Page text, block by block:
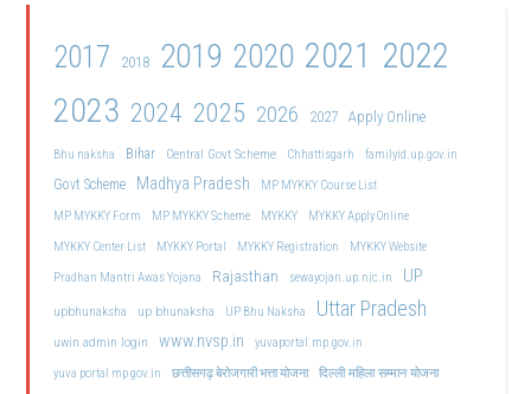
2017 2018 2019 2020 2021 2022
2023 2024 2025 2026 2027 Apply Online
Bhu naksha Bihar Central Govt Scheme Chhattisgarh familyid.up.gov.in
Govt Scheme Madhya Pradesh
MP MYKKY Course List
MP MYKKY Form
MP MYKKY Scheme MYKKY
MYKKY Apply Online
MYKKY Center List
MYKKY Portal MYKKY Registration
MYKKY Website
Pradhan Mantri Awas Yojana
Rajasthan sewayojan.up.nic.in UP
upbhunaksha up bhunaksha UP Bhu Naksha Uttar Pradesh
uwin admin login www.nvsp.in
yuvaportal.mp.gov.in
yuva portal mp gov.in
छत्तीसगढ़ बेरोजगारी भत्ता योजना दिल्ली महिला सम्मान योजना